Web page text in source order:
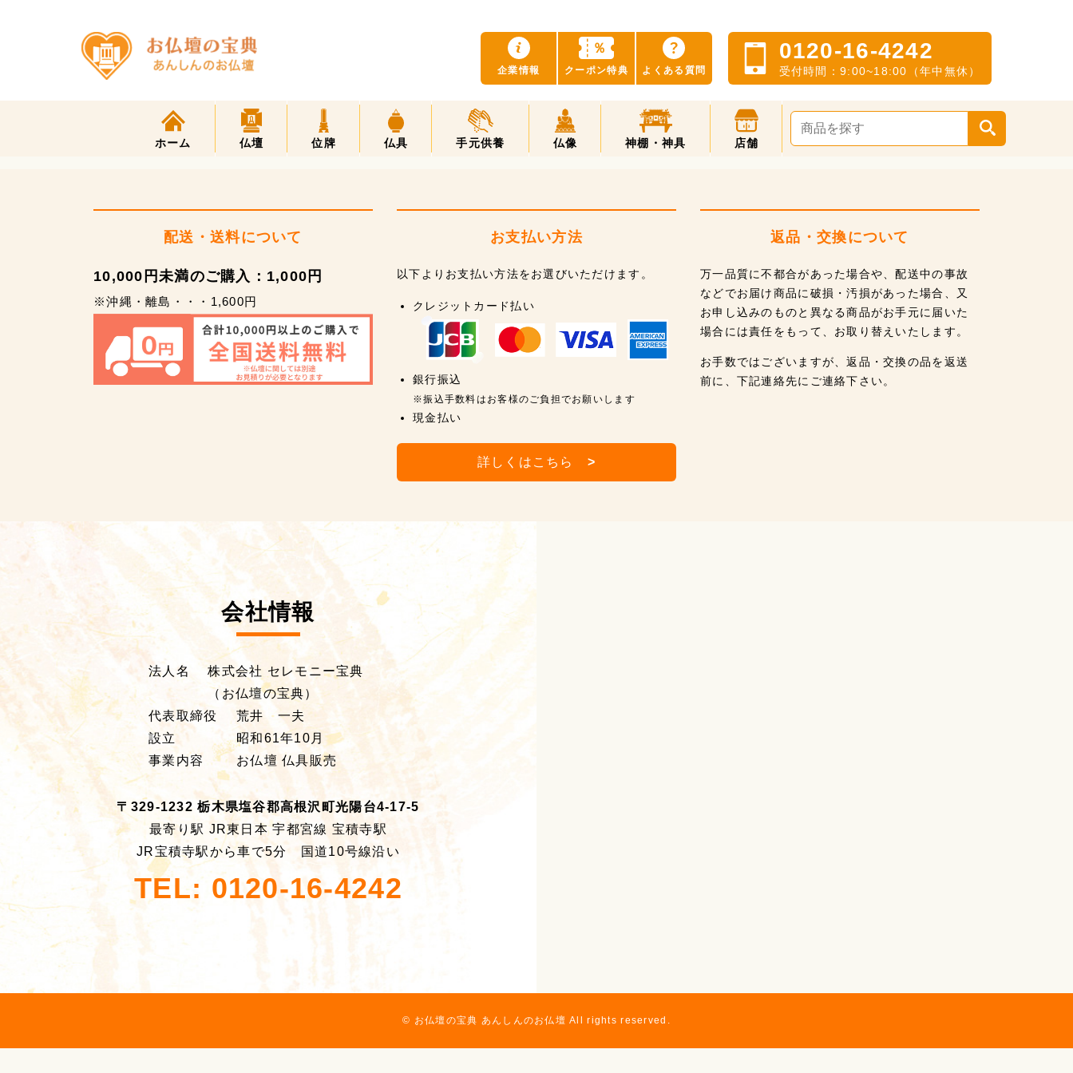
企業情報
％
クーポン特典
？
よくある質問
0120-16-4242
受付時間：9:00~18:00（年中無休）
ホーム 仏壇 位牌 仏具 手元供養 仏像 神棚・神具 店舗
配送・送料について
10,000円未満のご購入：1,000円
※沖縄・離島・・・1,600円
お支払い方法
以下よりお支払い方法をお選びいただけます。
クレジットカード払い
銀行振込
※振込手数料はお客様のご負担でお願いします
現金払い
詳しくはこちら >
返品・交換について
万一品質に不都合があった場合や、配送中の事故
などでお届け商品に破損・汚損があった場合、又
お申し込みのものと異なる商品がお手元に届いた
場合には責任をもって、お取り替えいたします。
お手数ではございますが、返品・交換の品を返送
前に、下記連絡先にご連絡下さい。
会社情報
法人名
株式会社 セレモニー宝典
（お仏壇の宝典）
代表取締役
荒井 一夫
設立
昭和61年10月
事業内容
お仏壇 仏具販売
〒329-1232 栃木県塩谷郡高根沢町光陽台4-17-5
最寄り駅 JR東日本 宇都宮線 宝積寺駅
JR宝積寺駅から車で5分 国道10号線沿い
TEL: 0120-16-4242
© お仏壇の宝典 あんしんのお仏壇 All rights reserved.